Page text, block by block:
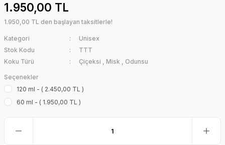
1.950,00 TL
1.950,00 TL den başlayan taksitlerle!
Kategori
Unisex
Stok Kodu
TTT
Koku Türü
Çiçeksi , Misk , Odunsu
Seçenekler
120 ml - ( 2.450,00 TL )
60 ml - ( 1.950,00 TL )